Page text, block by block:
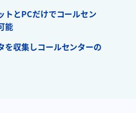
トとPCだけでコールセン
能
を収集しコールセンターの